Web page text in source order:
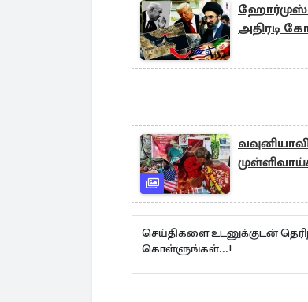
ஹோர்முஸ்
அதிரடி
செய்திகளை உடனுக்குடன்
கொள்ளுங்கள்...!